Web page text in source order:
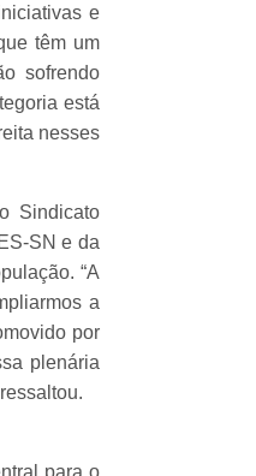
e
têm um
sofrendo
está
nesses
Sindicato
SN e da
“A
a
por
plenária
para o